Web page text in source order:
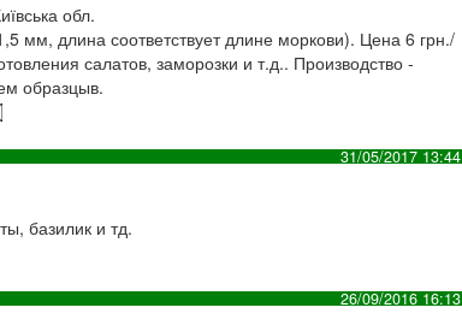
обл.
мм, длина соответствует длине моркови). Цена 6 грн./
салатов, заморозки и т.д.. Производство -
образцыв.
31/05/2017 13:44
базилик и тд.
26/09/2016 16:13